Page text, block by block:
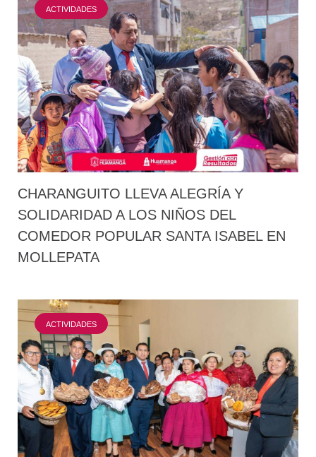
ACTIVIDADES
CHARANGUITO LLEVA ALEGRÍA Y
SOLIDARIDAD A LOS NIÑOS DEL
COMEDOR POPULAR SANTA ISABEL EN
MOLLEPATA
ACTIVIDADES